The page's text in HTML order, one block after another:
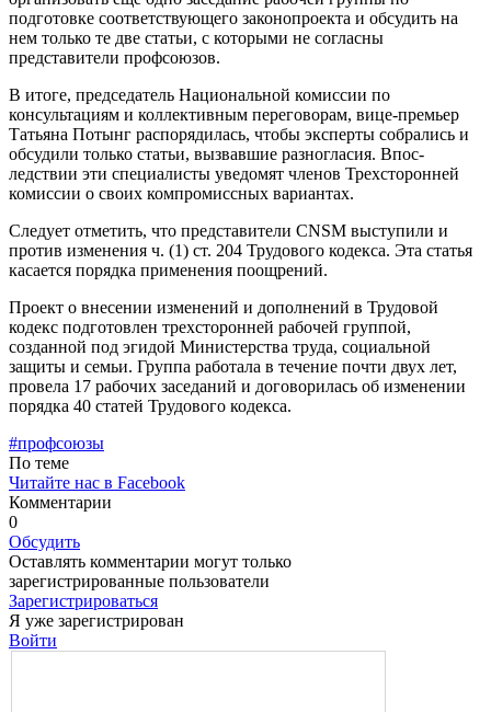
подготовке соответс­твующего законопроекта и обсудить на
нем только те две статьи, с которыми не согласны
представители профсоюзов.
В итоге, председатель Националь­ной комиссии по
консультациям и кол­лективным переговорам, вице-премьер
Татьяна Потынг распорядилась, чтобы эксперты собрались и
обсудили только статьи, вызвавшие разногласия. Впос­
ледствии эти специалисты уведомят членов Трехсторонней
комиссии о сво­их компромиссных вариантах.
Следует отметить, что представители CNSM выступили и
против изменения ч. (1) ст. 204 Трудового кодекса. Эта ста­тья
касается порядка применения по­ощрений.
Проект о внесении изменений и до­полнений в Трудовой
кодекс подготов­лен трехсторонней рабочей группой,
созданной под эгидой Министерства труда, социальной
защиты и семьи. Группа работала в течение почти двух лет,
провела 17 рабочих заседаний и договорилась об изменении
порядка 40 статей Трудового кодекса.
#профсоюзы
По теме
Читайте нас в Facebook
Комментарии
0
Обсудить
Оставлять комментарии могут только
зарегистрированные пользователи
Зарегистрироваться
Я уже зарегистрирован
Войти